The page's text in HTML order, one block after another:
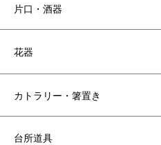
片口・酒器
花器
カトラリー・箸置き
台所道具